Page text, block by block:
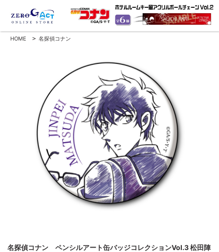
HOME > 名探偵コナン
名探偵コナン ペンシルアート缶バッジコレクションVol.3 松田陣